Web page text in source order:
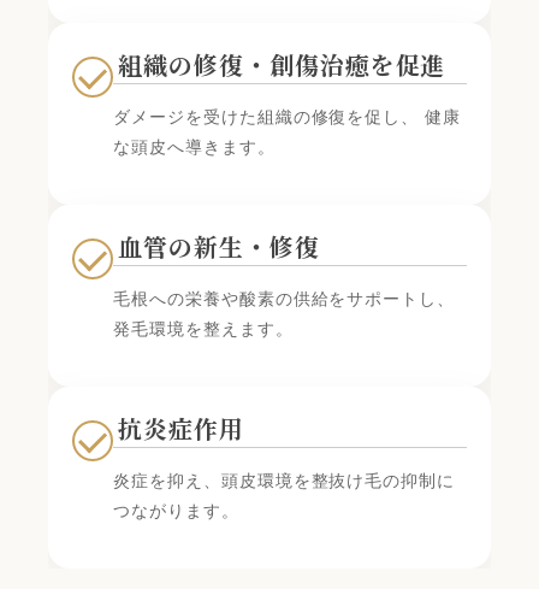
組織の修復・創傷治癒を促進
ダメージを受けた組織の修復を促し、 健康
な頭皮へ導きます。
血管の新生・修復
毛根への栄養や酸素の供給をサポートし、
発毛環境を整えます。
抗炎症作用
炎症を抑え、頭皮環境を整抜け毛の抑制に
つながります。